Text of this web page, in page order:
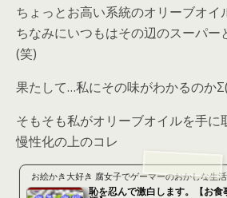
ちょっとお高い系統のオリーブオイ
ちなみにいつもはその辺のスーパー
(笑)
果たして…私にその味がわかるのか
そもそも私がオリーブオイルを手
慢性化の上のコレ
お絵かき大好き 腐女子でゲーマーのおかしな生活
恥を忍んで激白します。【お食